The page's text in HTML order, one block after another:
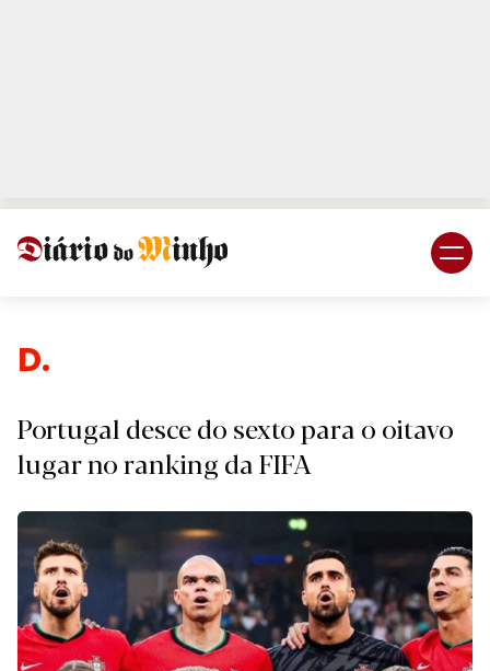
Desport
Portugal desce do sexto para o oitavo
lugar no ranking da FIFA